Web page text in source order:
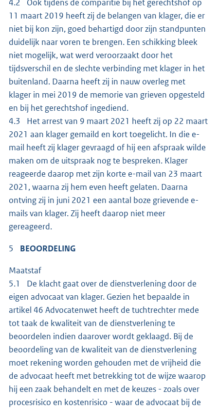
4.2 Ook tijdens de comparitie bij het gerechtshof op
11 maart 2019 heeft zij de belangen van klager, die er
niet bij kon zijn, goed behartigd door zijn standpunten
duidelijk naar voren te brengen. Een schikking bleek
niet mogelijk, wat werd veroorzaakt door het
tijdsverschil en de slechte verbinding met klager in het
buitenland. Daarna heeft zij in nauw overleg met
klager in mei 2019 de memorie van grieven opgesteld
en bij het gerechtshof ingediend.
4.3 Het arrest van 9 maart 2021 heeft zij op 22 maart
2021 aan klager gemaild en kort toegelicht. In die e-
mail heeft zij klager gevraagd of hij een afspraak wilde
maken om de uitspraak nog te bespreken. Klager
reageerde daarop met zijn korte e-mail van 23 maart
2021, waarna zij hem even heeft gelaten. Daarna
ontving zij in juni 2021 een aantal boze grievende e-
mails van klager. Zij heeft daarop niet meer
gereageerd.
5 BEOORDELING
Maatstaf
5.1 De klacht gaat over de dienstverlening door de
eigen advocaat van klager. Gezien het bepaalde in
artikel 46 Advocatenwet heeft de tuchtrechter mede
tot taak de kwaliteit van de dienstverlening te
beoordelen indien daarover wordt geklaagd. Bij de
beoordeling van de kwaliteit van de dienstverlening
moet rekening worden gehouden met de vrijheid die
de advocaat heeft met betrekking tot de wijze waarop
hij een zaak behandelt en met de keuzes - zoals over
procesrisico en kostenrisico - waar de advocaat bij de